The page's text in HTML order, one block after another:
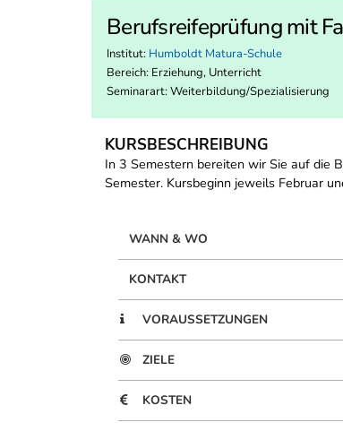
Berufsreifeprüfung mit
Institut: Humboldt Matura-Schule
Bereich: Erziehung, Unterricht
Seminarart: Weiterbildung/Spezialisierung
KURSBESCHREIBUNG
In 3 Semestern bereiten wir Sie auf die
Semester. Kursbeginn jeweils Februar
WANN & WO
KONTAKT
VORAUSSETZUNGEN
ZIELE
KOSTEN